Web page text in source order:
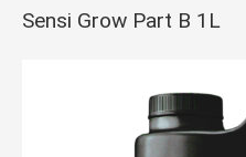
Sensi Grow Part B 1L